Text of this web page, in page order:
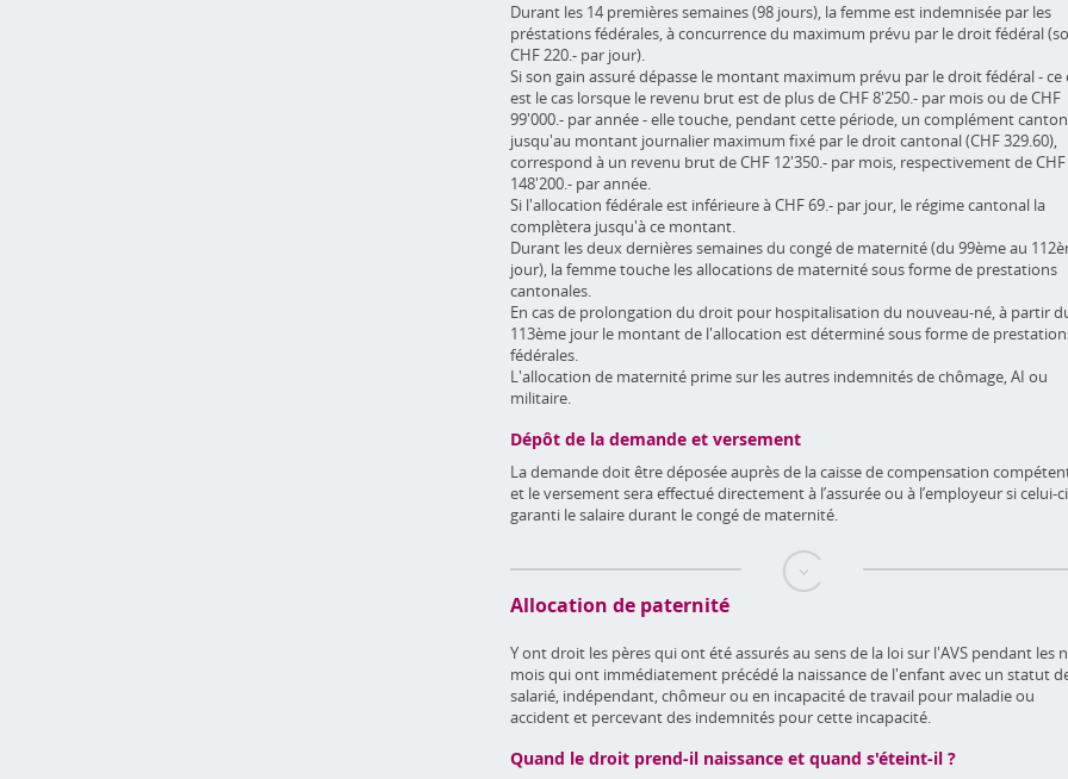
Durant les 14 premières semaines (98 jours), la femme est indemnisée par les
préstations fédérales, à concurrence du maximum prévu par le droit fédéral
CHF 220.- par jour).
Si son gain assuré dépasse le montant maximum prévu par le droit fédéral - ce
est le cas lorsque le revenu brut est de plus de CHF 8'250.- par mois ou de CHF
99'000.- par année - elle touche, pendant cette période, un complément
jusqu'au montant journalier maximum fixé par le droit cantonal (CHF 329.60),
correspond à un revenu brut de CHF 12'350.- par mois, respectivement de CHF
148'200.- par année.
Si l'allocation fédérale est inférieure à CHF 69.- par jour, le régime cantonal la
complètera jusqu'à ce montant.
Durant les deux dernières semaines du congé de maternité (du 99ème au
jour), la femme touche les allocations de maternité sous forme de prestations
cantonales.
En cas de prolongation du droit pour hospitalisation du nouveau-né, à partir
113ème jour le montant de l'allocation est déterminé sous forme de
fédérales.
L'allocation de maternité prime sur les autres indemnités de chômage, AI ou
militaire.
Dépôt de la demande et versement
La demande doit être déposée auprès de la caisse de compensation
et le versement sera effectué directement à l’assurée ou à l’employeur si celui-
garanti le salaire durant le congé de maternité.
Allocation de paternité
Y ont droit les pères qui ont été assurés au sens de la loi sur l'AVS pendant les
mois qui ont immédiatement précédé la naissance de l'enfant avec un statut
salarié, indépendant, chômeur ou en incapacité de travail pour maladie ou
accident et percevant des indemnités pour cette incapacité.
Quand le droit prend-il naissance et quand s'éteint-il ?